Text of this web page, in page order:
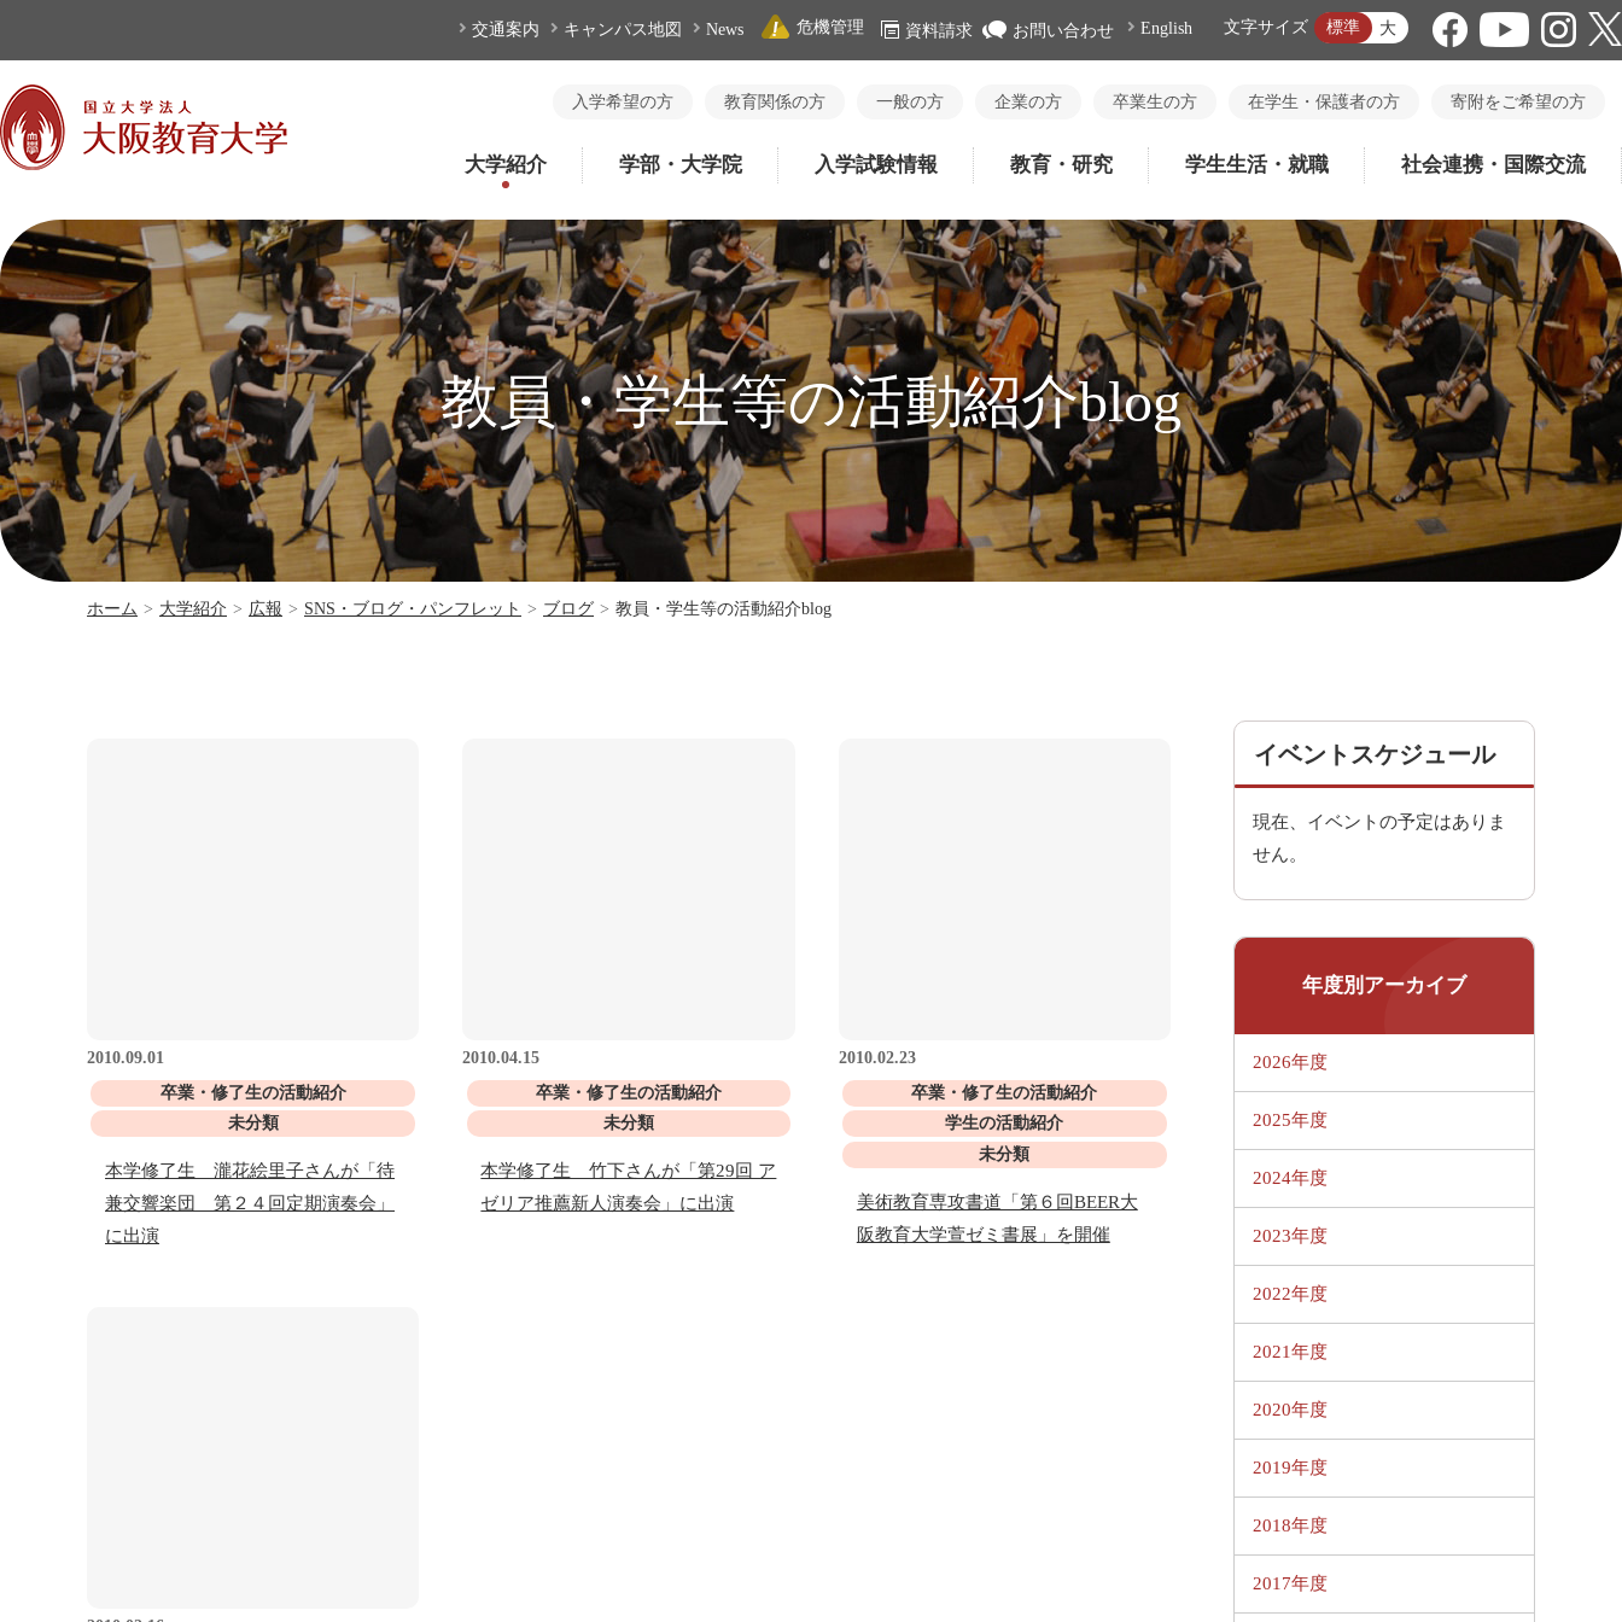
交通案内 キャンパス地図 News 危機管理 資料請求 お問い合わせ English 文字サイズ 標準 大
入学希望の方 教育関係の方 一般の方 企業の方 卒業生の方 在学生・保護者の方 寄附をご希望の方
大学紹介 学部・大学院 入学試験情報 教育・研究 学生生活・就職 社会連携・国際交流
教員・学生等の活動紹介blog
ホーム > 大学紹介 > 広報 > SNS・ブログ・パンフレット > ブログ > 教員・学生等の活動紹介blog
2010.09.01
卒業・修了生の活動紹介
未分類
本学修了生 瀧花絵里子さんが「待
兼交響楽団 第２４回定期演奏会」
に出演
2010.04.15
卒業・修了生の活動紹介
未分類
本学修了生 竹下さんが「第29回 ア
ゼリア推薦新人演奏会」に出演
2010.02.23
卒業・修了生の活動紹介
学生の活動紹介
未分類
美術教育専攻書道「第６回BEER大
阪教育大学萱ゼミ書展」を開催
イベントスケジュール
現在、イベントの予定はありま
せん。
年度別アーカイブ
2026年度
2025年度
2024年度
2023年度
2022年度
2021年度
2020年度
2019年度
2018年度
2017年度